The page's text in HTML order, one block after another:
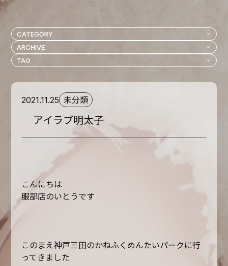
2021.11.25 未分類
アイラブ明太子
こんにちは
服部店のいとうです
このまえ神戸三田のかねふくめんたいパークに行
ってきました